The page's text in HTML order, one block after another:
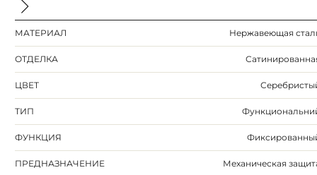
МАТЕРИАЛ Нержавеющая
ОТДЕЛКА
ЦВЕТ
ТИП
ФУНКЦИЯ
ПРЕДНАЗНАЧЕНИЕ Механическая